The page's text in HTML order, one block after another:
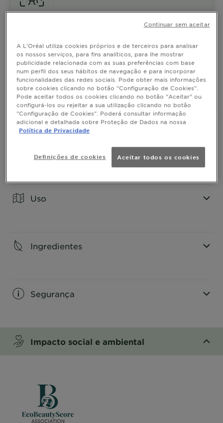
Sem Amoníaco. Fórmula com 90% de ingredientes de
origem natural, vegan e enriquecida com manteiga de
karité nutritiva*.
Além disso, é fácil de aplicar, com as mãos, como uma
máscara**.
Proporciona cobertura de 100% dos cabelos brancos
e um resultado natural com reflexos luminosos.
Obtém uma cor natural e duas vezes mais brilhante,
com duração de até 8 semanas***.
*No condicionador **Com luvas ***Teste instrumental
****Teste instrumental após o uso do kit.
MOSTRAR MAIS
COMPRAR
Uso
Ingredientes
Segurança
Impacto social e ambiental
A L'Oréal utiliza cookies próprios e de terceiros para analisar
os nossos serviços, para fins analíticos, para lhe mostrar
publicidade relacionada com as suas preferências com base
num perfil dos seus hábitos de navegação e para incorporar
funcionalidades das redes sociais. Pode obter mais informações
sobre cookies clicando no botão "Configuração de Cookies".
Pode aceitar todos os cookies clicando no botão "Aceitar" ou
configurá-los ou rejeitar a sua utilização clicando no botão
"Configuração de Cookies". Poderá consultar informação
adicional e detalhada sobre Proteção de Dados na nossa
Política de Privacidade
Definições de cookies Aceitar todos os cookies
Continuar sem aceitar